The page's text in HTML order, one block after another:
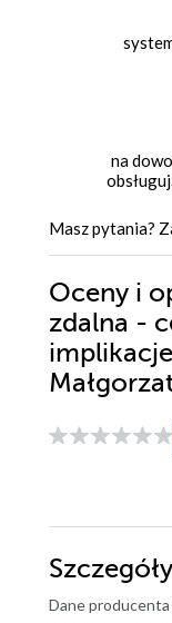
na
Masz pytania?
Oceny i
zdalna -
Szczegóły
Dane producenta